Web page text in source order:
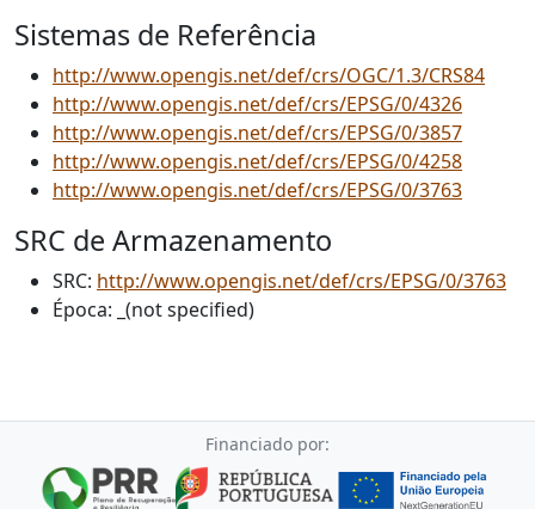
Sistemas de Referência
http://www.opengis.net/def/crs/OGC/1.3/CRS84
http://www.opengis.net/def/crs/EPSG/0/4326
http://www.opengis.net/def/crs/EPSG/0/3857
http://www.opengis.net/def/crs/EPSG/0/4258
http://www.opengis.net/def/crs/EPSG/0/3763
SRC de Armazenamento
SRC: http://www.opengis.net/def/crs/EPSG/0/3763
Época: _(not specified)
Financiado por: